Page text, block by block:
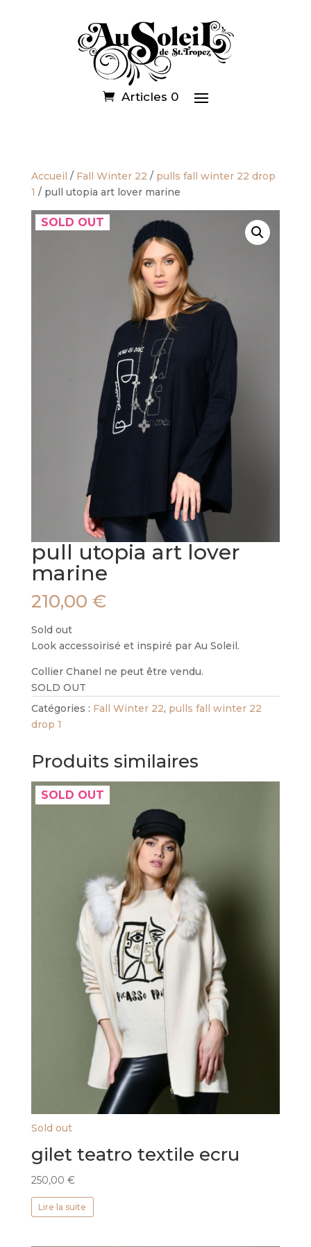
Articles 0
Accueil / Fall Winter 22 / pulls fall winter 22 drop
1 / pull utopia art lover marine
SOLD OUT
pull utopia art lover
marine
210,00 €
Sold out
Look accessoirisé et inspiré par Au Soleil.
Collier Chanel ne peut être vendu.
SOLD OUT
Catégories : Fall Winter 22, pulls fall winter 22
drop 1
Produits similaires
SOLD OUT
Sold out
gilet teatro textile ecru
250,00 €
Lire la suite